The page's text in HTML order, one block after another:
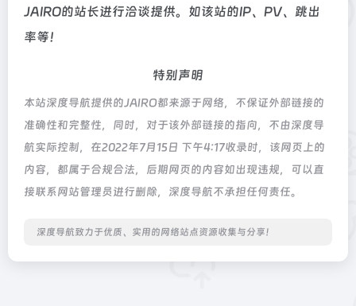
JAIRO的站长进行洽谈提供。如该站的IP、PV、跳出
率等！
特别声明
本站深度导航提供的JAIRO都来源于网络，不保证外部链接的
准确性和完整性，同时，对于该外部链接的指向，不由深度导
航实际控制，在2022年7月15日 下午4:17收录时，该网页上的
内容，都属于合规合法，后期网页的内容如出现违规，可以直
接联系网站管理员进行删除，深度导航不承担任何责任。
深度导航致力于优质、实用的网络站点资源收集与分享！